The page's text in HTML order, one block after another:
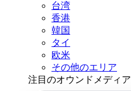
台湾
香港
韓国
タイ
欧米
その他のエリア
注目のオウンドメディア